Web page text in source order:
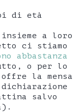
di età
a loro
ci stiamo
abbastanza
o per lo
la mensa
salvo